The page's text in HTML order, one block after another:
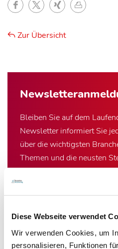
Diese Webseite verwendet
Wir verwenden Cookies, um
personalisieren, Funktionen
Bleiben Sie auf dem
Newsletter informiert Sie
über die wichtigsten
Themen und die neusten
E-Mail-Adresse
Ich habe die Hinweise
Zur Übersicht